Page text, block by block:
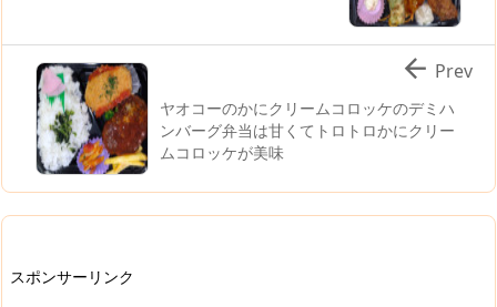
ヤオコーのかにクリームコロッケのデミハ
ンバーグ弁当は甘くてトロトロかにクリー
ムコロッケが美味
 Prev
スポンサーリンク